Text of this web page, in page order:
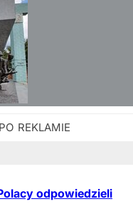
odpowiedzieli